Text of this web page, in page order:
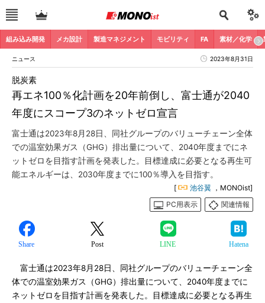
組み込み開発 メカ設計 製造マネジメント モビリティ FA 素材／化学
ニュース 2023年8月31日
再エネ100％化計画を20年前倒し、富士通が2040
年度にスコープ3のネットゼロ宣言
脱炭素
富士通は2023年8月28日、同社グループのバリューチェーン全体
での温室効果ガス（GHG）排出量について、2040年度までにネ
ットゼロを目指す計画を発表した。目標達成に必要となる再生可
能エネルギーは、2030年度までに100％導入を目指す。
[ 池谷翼 ，MONOist]
PC用表示
関連情報
Share Post LINE Hatena
富士通は2023年8月28日、同社グループのバリューチェーン全
体での温室効果ガス（GHG）排出量について、2040年度までに
ネットゼロを目指す計画を発表した。目標達成に必要となる再生